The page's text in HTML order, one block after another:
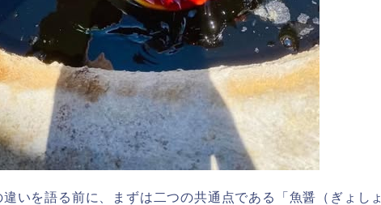
いを語る前に、まずは二つの共通点である「魚醤（ぎょしょ